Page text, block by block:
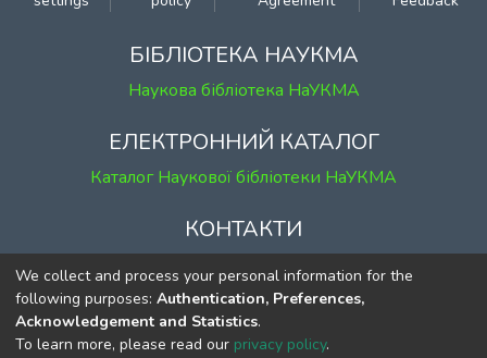
БІБЛІОТЕКА НАУКМА
Наукова бібліотека НаУКМА
ЕЛЕКТРОННИЙ КАТАЛОГ
Каталог Наукової бібліотеки НаУКМА
КОНТАКТИ
м. Київ, вул. Григорія Сковороди, 2
к. 1, к. 120
тел. (044) 463-69-31
We collect and process your personal information for the
following purposes: Authentication, Preferences,
Acknowledgement and Statistics.
To learn more, please read our privacy policy.